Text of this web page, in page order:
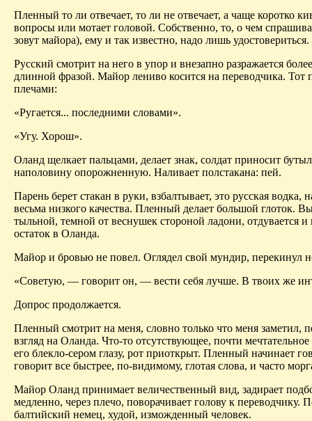
Пленный то ли отвечает, то ли не отвечает, а чаще коротко
вопросы или мотает головой. Собственно, то, о чем
зовут майора), ему и так известно, надо лишь удостовериться.
Русский смотрит на него в упор и внезапно разражается
длинной фразой. Майор лениво косится на переводчика. Тот
плечами:
«Ругается... последними словами».
«Угу. Хорош».
Оланд щелкает пальцами, делает знак, солдат приносит
наполовину опорожненную. Наливает полстакана: пей.
Парень берет стакан в руки, взбалтывает, это русская водка,
весьма низкого качества. Пленный делает большой глоток.
тыльной, темной от веснушек стороной ладони, отдувается и
остаток в Оланда.
Майор и бровью не повел. Оглядел свой мундир, перекинул
«Советую, — говорит он, — вести себя лучше. В твоих же
Допрос продолжается.
Пленный смотрит на меня, словно только что меня заметил,
взгляд на Оланда. Что-то отсутствующее, почти мечтательное
его блекло-сером глазу, рот приоткрыт. Пленный начинает
говорит все быстрее, по-видимому, глотая слова, и часто
Майор Оланд принимает величественный вид, задирает
медленно, через плечо, поворачивает голову к переводчику.
балтийский немец, худой, изможденный человек.